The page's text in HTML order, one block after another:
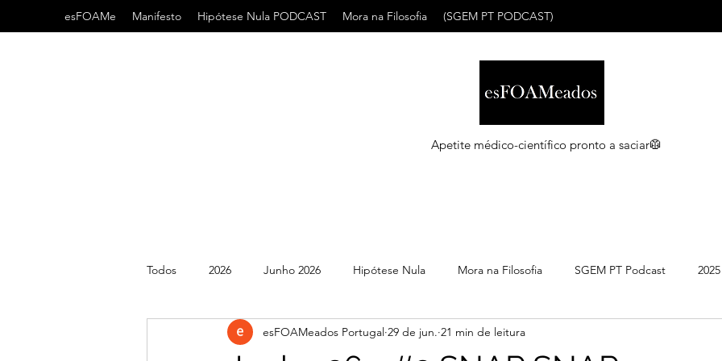
esFOAMe Manifesto Hipótese Nula PODCAST Mora na Filosofia (SGEM PT PODCAST)
Apetite médico-científico pronto a saciar🥼
Todos 2026 Junho 2026 Hipótese Nula Mora na Filosofia SGEM PT Podcast 2025
2021 AHA ACC Maio 2026 Abril 2026
esFOAMeados Portugal 29 de jun. 21 min de leitura